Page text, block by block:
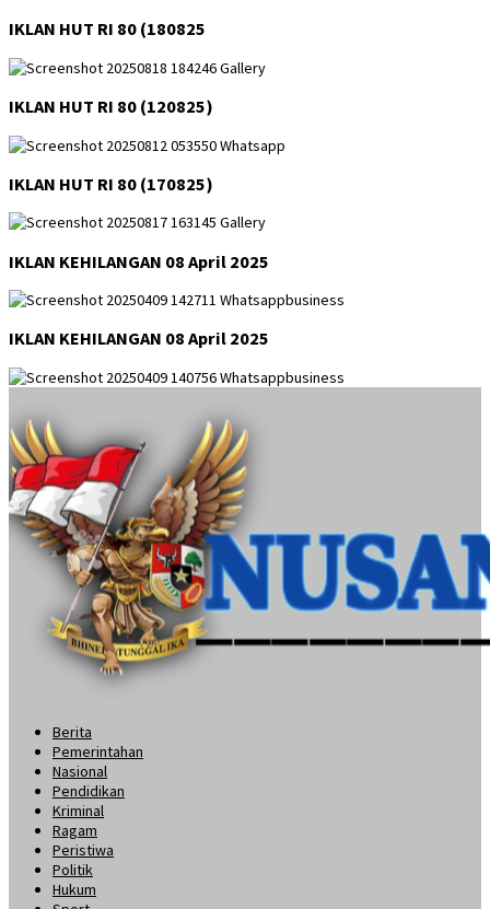
IKLAN HUT RI 80 (180825
IKLAN HUT RI 80 (120825)
IKLAN HUT RI 80 (170825)
IKLAN KEHILANGAN 08 April 2025
IKLAN KEHILANGAN 08 April 2025
Berita
Pemerintahan
Nasional
Pendidikan
Kriminal
Ragam
Peristiwa
Politik
Hukum